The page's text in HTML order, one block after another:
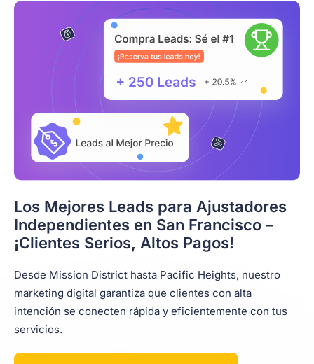
Los Mejores Leads para Ajustadores
Independientes en San Francisco –
¡Clientes Serios, Altos Pagos!
Desde Mission District hasta Pacific Heights, nuestro
marketing digital garantiza que clientes con alta
intención se conecten rápida y eficientemente con tus
servicios.